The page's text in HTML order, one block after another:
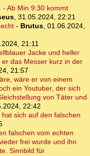
- Ab Min 9:30 kommt
, 31.05.2024, 22:21
- Brutus, 01.06.2024,
21:11
Jacke und heller
das Messer kurz in der
21:57
wäre er von einem
ein Youtuber, der sich
von Täter und
22:42
sich auf den falschen
falschen vom echten
frei wurde und ihn
Sinnbild für